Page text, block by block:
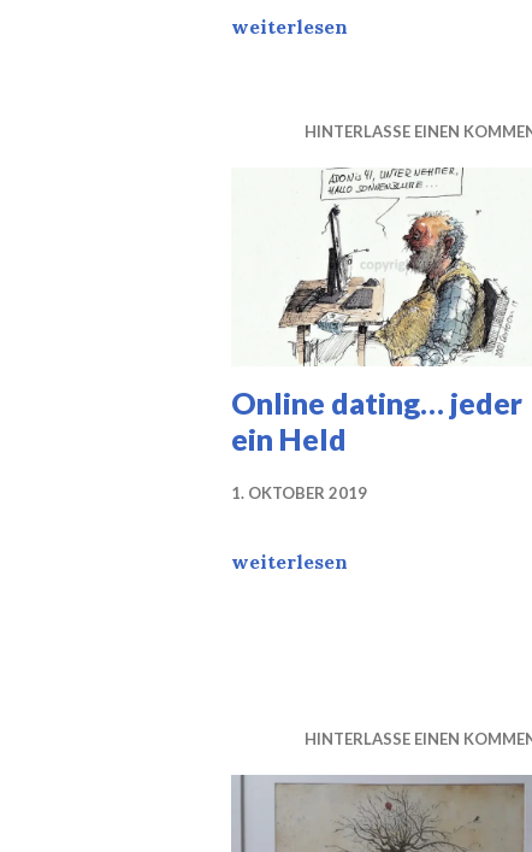
MONOPOL Leipzig,
weiterlesen
HINTERLASSE EINEN
Online dating… jeder
ein Held
1. OKTOBER 2019
Online dating… jeder ein Held
weiterlesen
HINTERLASSE EINEN